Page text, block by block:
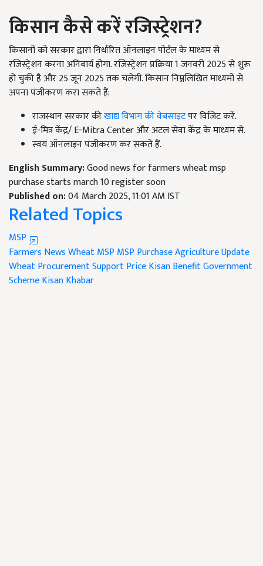
किसान कैसे करें रजिस्ट्रेशन?
किसानों को सरकार द्वारा निर्धारित ऑनलाइन पोर्टल के माध्यम से
रजिस्ट्रेशन करना अनिवार्य होगा. रजिस्ट्रेशन प्रक्रिया 1 जनवरी 2025 से शुरू
हो चुकी है और 25 जून 2025 तक चलेगी. किसान निम्नलिखित माध्यमों से
अपना पंजीकरण करा सकते हैं:
राजस्थान सरकार कीखाद्य विभाग की वेबसाइटपर विजिट करें.
ई-मित्र केंद्र/ E-Mitra Center और अटल सेवा केंद्र के माध्यम से.
स्वयं ऑनलाइन पंजीकरण कर सकते हैं.
English Summary:Good news for farmers wheat msp
purchase starts march 10 register soon
Published on:04 March 2025, 11:01 AM IST
Related Topics
MSP
Farmers NewsWheat MSPMSP PurchaseAgriculture Update
Wheat ProcurementSupport PriceKisan BenefitGovernment
SchemeKisan Khabar